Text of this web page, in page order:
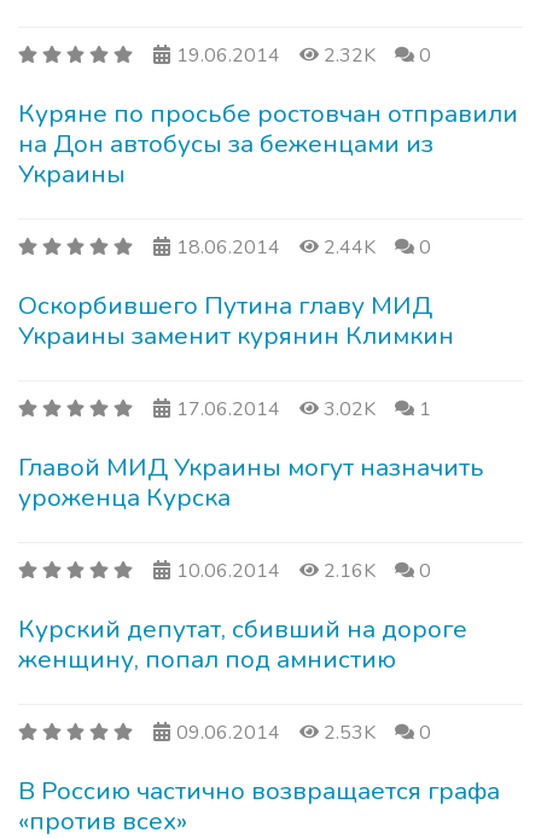
19.06.2014 2.32K 0
Куряне по просьбе ростовчан отправили
на Дон автобусы за беженцами из
Украины
18.06.2014 2.44K 0
Оскорбившего Путина главу МИД
Украины заменит курянин Климкин
17.06.2014 3.02K 1
Главой МИД Украины могут назначить
уроженца Курска
10.06.2014 2.16K 0
Курский депутат, сбивший на дороге
женщину, попал под амнистию
09.06.2014 2.53K 0
В Россию частично возвращается графа
«против всех»